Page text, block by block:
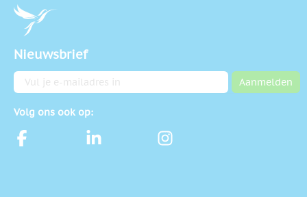
Nieuwsbrief
E-mailadres Aanmelden
Volg ons ook op: